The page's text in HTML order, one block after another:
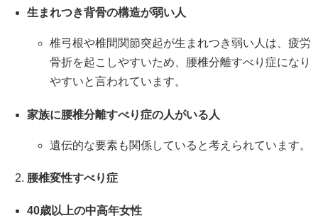
生まれつき背骨の構造が弱い人
椎弓根や椎間関節突起が生まれつき弱い人は、疲労
骨折を起こしやすいため、腰椎分離すべり症になり
やすいと言われています。
家族に腰椎分離すべり症の人がいる人
遺伝的な要素も関係していると考えられています。
腰椎変性すべり症
40歳以上の中高年女性